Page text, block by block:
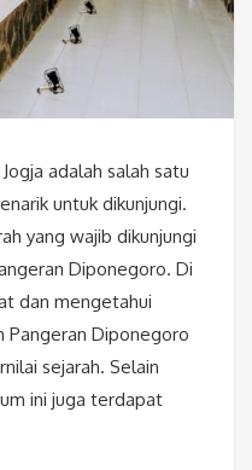
adalah salah satu
untuk dikunjungi.
yang wajib dikunjungi
Diponegoro. Di
dan mengetahui
Pangeran Diponegoro
sejarah. Selain
ini juga terdapat